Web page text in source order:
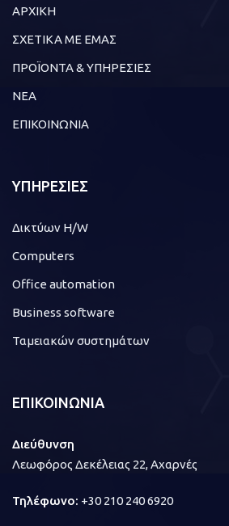
ΑΡΧΙΚΗ
ΣΧΕΤΙΚΑ ΜΕ ΕΜΑΣ
ΠΡΟΪΟΝΤΑ & ΥΠΗΡΕΣΙΕΣ
ΝΕΑ
ΕΠΙΚΟΙΝΩΝΙΑ
ΥΠΗΡΕΣΙΕΣ
Δικτύων H/W
Computers
Office automation
Business software
Ταμειακών συστημάτων
ΕΠΙΚΟΙΝΩΝΙΑ
Διεύθυνση
Λεωφόρος Δεκέλειας 22, Αχαρνές
Τηλέφωνο: +30 210 240 6920